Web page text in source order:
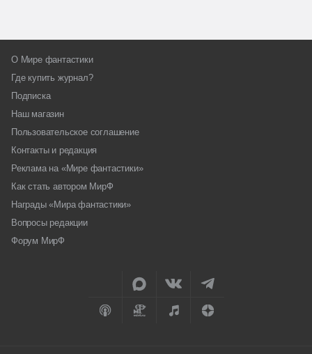
О Мире фантастики
Где купить журнал?
Подписка
Наш магазин
Пользовательское соглашение
Контакты и редакция
Реклама на «Мире фантастики»
Как стать автором МирФ
Награды «Мира фантастики»
Вопросы редакции
Форум МирФ